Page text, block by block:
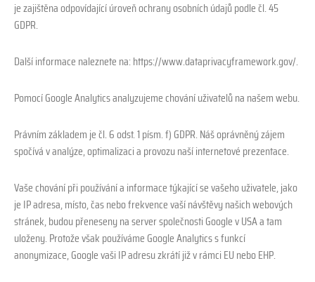
je zajištěna odpovídající úroveň ochrany osobních údajů podle čl. 45
GDPR.
Další informace naleznete na: https://www.dataprivacyframework.gov/.
Pomocí Google Analytics analyzujeme chování uživatelů na našem webu.
Právním základem je čl. 6 odst. 1 písm. f) GDPR. Náš oprávněný zájem
spočívá v analýze, optimalizaci a provozu naší internetové prezentace.
Vaše chování při používání a informace týkající se vašeho uživatele, jako
je IP adresa, místo, čas nebo frekvence vaší návštěvy našich webových
stránek, budou přeneseny na server společnosti Google v USA a tam
uloženy. Protože však používáme Google Analytics s funkcí
anonymizace, Google vaši IP adresu zkrátí již v rámci EU nebo EHP.